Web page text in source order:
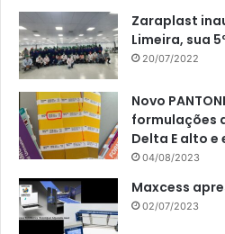
Zaraplast
Limeira, sua
20/07/2022
Novo
formulações
Delta E alto
04/08/2023
Maxcess
02/07/2023